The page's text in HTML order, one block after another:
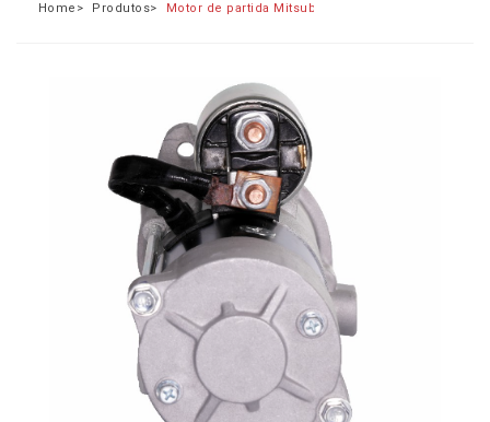
Home Produtos Motor de partida Mitsubishi L200 Triton / Dakar /